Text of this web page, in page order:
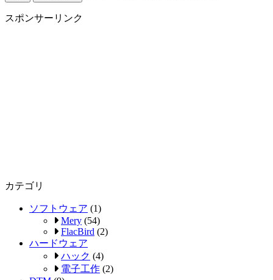
スポンサーリンク
カテゴリ
ソフトウェア (1)
Mery (54)
FlacBird (2)
ハードウェア
ハック (4)
電子工作 (2)